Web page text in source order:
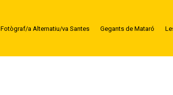
Fotògraf/a Alternatiu/va Santes Gegants de Mataró